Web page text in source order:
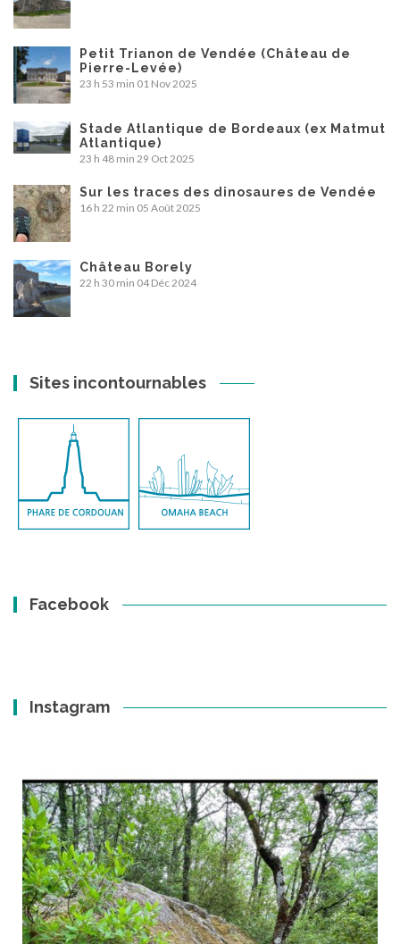
Petit Trianon de Vendée (Château de
Pierre-Levée)
23 h 53 min 01 Nov 2025
Stade Atlantique de Bordeaux (ex Matmut
Atlantique)
23 h 48 min 29 Oct 2025
Sur les traces des dinosaures de Vendée
16 h 22 min 05 Août 2025
Château Borely
22 h 30 min 04 Déc 2024
Sites incontournables
Facebook
Instagram